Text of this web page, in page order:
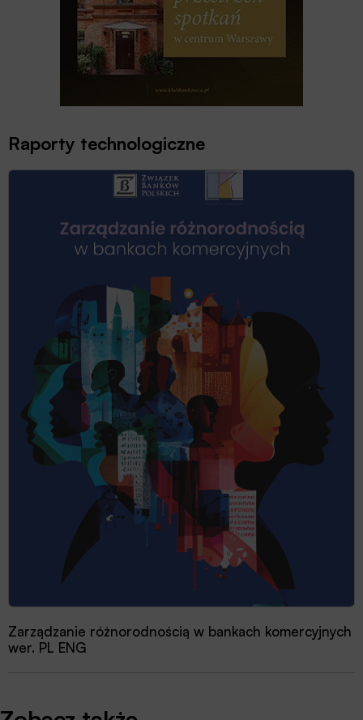
Raporty technologiczne
Zarządzanie różnorodnością w bankach komercyjnych
wer. PL ENG